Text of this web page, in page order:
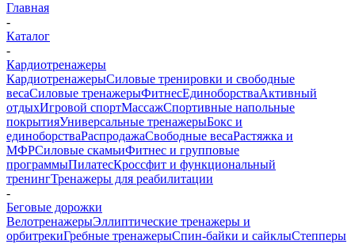
Главная
-
Каталог
-
Кардиотренажеры
КардиотренажерыСиловые тренировки и свободные
весаСиловые тренажерыФитнесЕдиноборстваАктивный
отдыхИгровой спортМассажСпортивные напольные
покрытияУниверсальные тренажерыБокс и
единоборстваРаспродажаСвободные весаРастяжка и
МФРСиловые скамьиФитнес и групповые
программыПилатесКроссфит и функциональный
тренингТренажеры для реабилитации
-
Беговые дорожки
ВелотренажерыЭллиптические тренажеры и
орбитрекиГребные тренажерыСпин-байки и сайклыСтепперы